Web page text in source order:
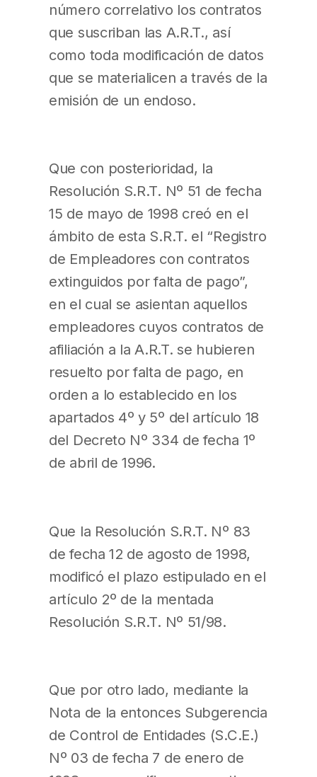
número correlativo los contratos
que suscriban las A.R.T., así
como toda modificación de datos
que se materialicen a través de la
emisión de un endoso.
Que con posterioridad, la
Resolución S.R.T. Nº 51 de fecha
15 de mayo de 1998 creó en el
ámbito de esta S.R.T. el “Registro
de Empleadores con contratos
extinguidos por falta de pago”,
en el cual se asientan aquellos
empleadores cuyos contratos de
afiliación a la A.R.T. se hubieren
resuelto por falta de pago, en
orden a lo establecido en los
apartados 4º y 5º del artículo 18
del Decreto Nº 334 de fecha 1º
de abril de 1996.
Que la Resolución S.R.T. Nº 83
de fecha 12 de agosto de 1998,
modificó el plazo estipulado en el
artículo 2º de la mentada
Resolución S.R.T. Nº 51/98.
Que por otro lado, mediante la
Nota de la entonces Subgerencia
de Control de Entidades (S.C.E.)
Nº 03 de fecha 7 de enero de